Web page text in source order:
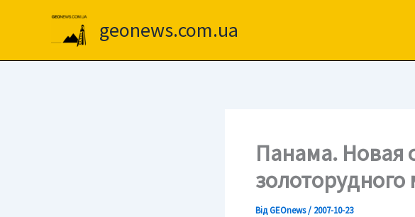
geonews.com.ua
Панама. Новая
ВідGEOnews/ 2007-10-23